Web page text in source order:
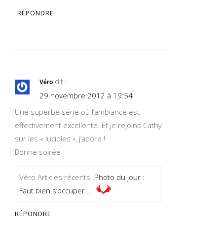
RÉPONDRE
Véro dit :
29 novembre 2012 à 19:54
Une superbe série où l’ambiance est
effectivement excellente. Et je rejoins Cathy
sur les « lucioles », j’adore !
Bonne soirée
Véro Articles récents..Photo du jour :
Faut bien s’occuper …
RÉPONDRE